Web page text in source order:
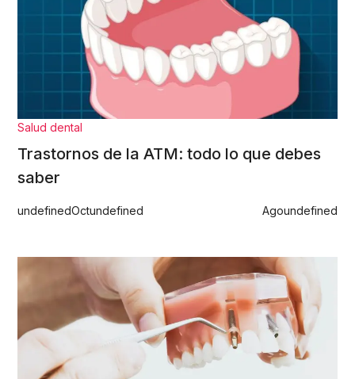
Salud dental
Trastornos de la ATM: todo lo que debes
saber
undefinedOctundefined Agoundefined